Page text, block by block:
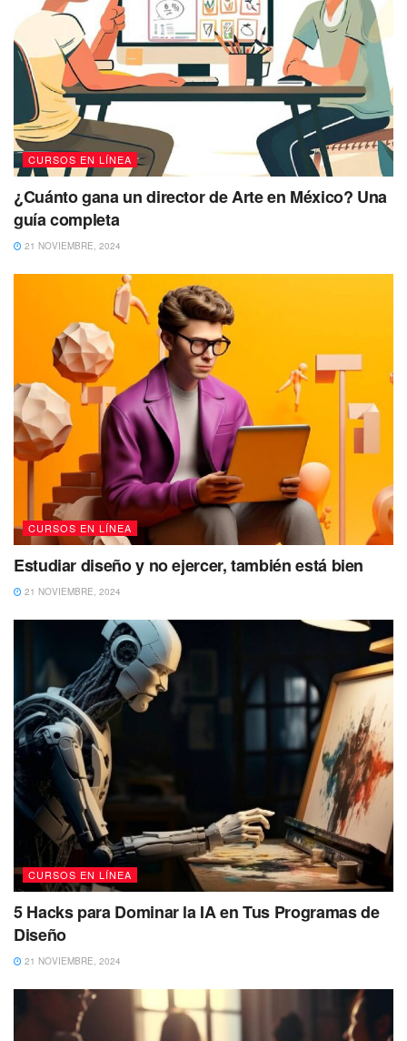
CURSOS EN LÍNEA
¿Cuánto gana un director de Arte en México? Una
guía completa
21 NOVIEMBRE, 2024
CURSOS EN LÍNEA
Estudiar diseño y no ejercer, también está bien
21 NOVIEMBRE, 2024
CURSOS EN LÍNEA
5 Hacks para Dominar la IA en Tus Programas de
Diseño
21 NOVIEMBRE, 2024